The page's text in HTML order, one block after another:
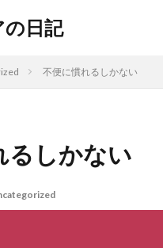
日記
不便に慣れるしかない
るしかない